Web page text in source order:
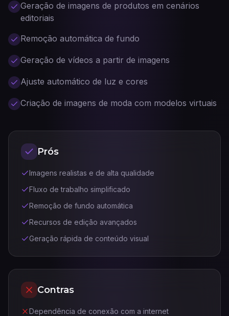
Geração de imagens de produtos em cenários
editoriais
Remoção automática de fundo
Geração de vídeos a partir de imagens
Ajuste automático de luz e cores
Criação de imagens de moda com modelos virtuais
Prós
Imagens realistas e de alta qualidade
Fluxo de trabalho simplificado
Remoção de fundo automática
Recursos de edição avançados
Geração rápida de conteúdo visual
Contras
Dependência de conexão com a internet